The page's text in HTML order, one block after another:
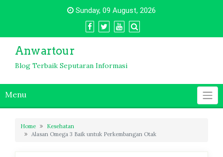
Sunday, 09 August, 2026
Anwartour
Blog Terbaik Seputaran Informasi
Menu
Home
Kesehatan
Alasan Omega 3 Baik untuk Perkembangan Otak